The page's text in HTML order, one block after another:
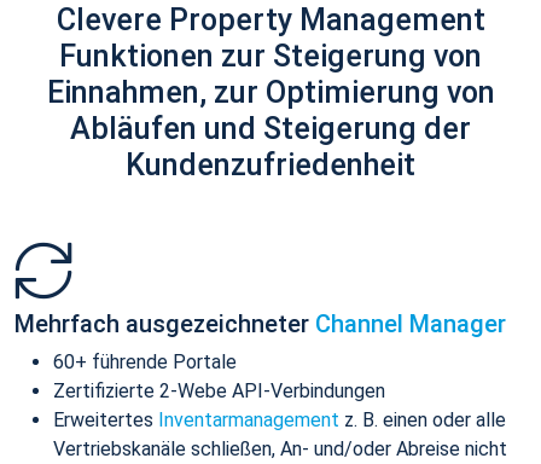
Clevere Property Management
Funktionen zur Steigerung von
Einnahmen, zur Optimierung von
Abläufen und Steigerung der
Kundenzufriedenheit
Mehrfach ausgezeichneter Channel Manager
60+ führende Portale
Zertifizierte 2-Webe API-Verbindungen
Erweitertes Inventarmanagement z. B. einen oder alle
Vertriebskanäle schließen, An- und/oder Abreise nicht